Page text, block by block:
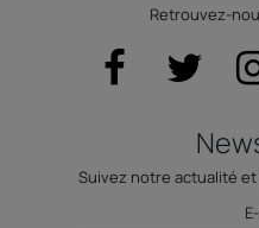
Retrouvez-
Suivez notre actualité